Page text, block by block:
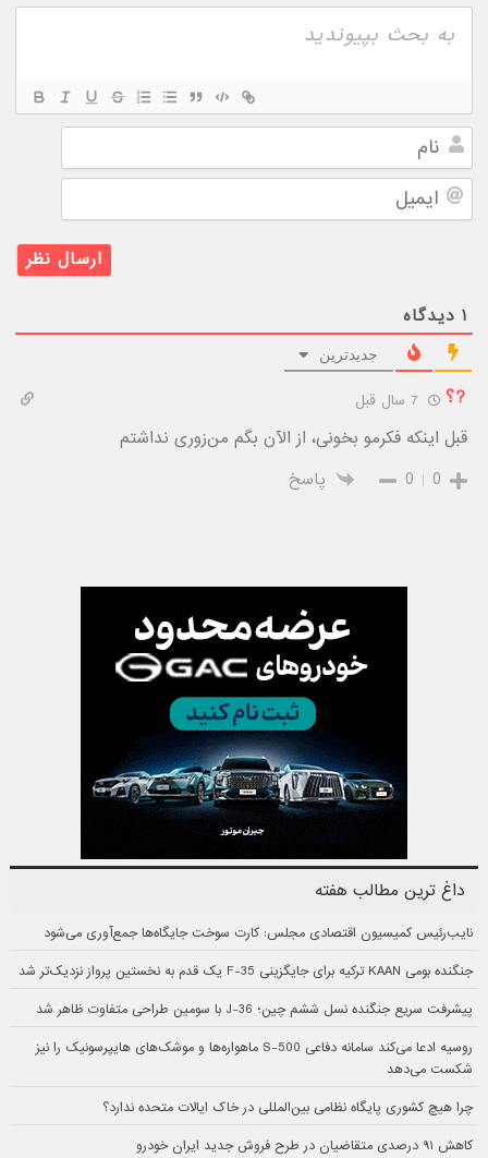
ایمیل
۱ دیدگاه
جدیدترین
?؟
قبل اینکه فکرمو بخونی، از الآن بگم من‌زوری نداشتم
0
0 پاسخ
داغ ترین مطالب هفته
نایب‌رئیس کمیسیون اقتصادی مجلس: کارت سوخت جایگاه‌ها جمع‌آوری می‌شود
جنگنده بومی KAAN ترکیه برای جایگزینی F-35 یک قدم به نخستین پرواز نزدیک‌تر شد
پیشرفت سریع جنگنده نسل ششم چین؛ J-36 با سومین طراحی متفاوت ظاهر شد
روسیه ادعا می‌کند سامانه دفاعی S-500 ماهواره‌ها و موشک‌های هایپرسونیک را نیز
شکست می‌دهد
چرا هیچ کشوری پایگاه نظامی بین‌المللی در خاک ایالات متحده ندارد؟
کاهش ۹۱ درصدی متقاضیان در طرح فروش جدید ایران خودرو